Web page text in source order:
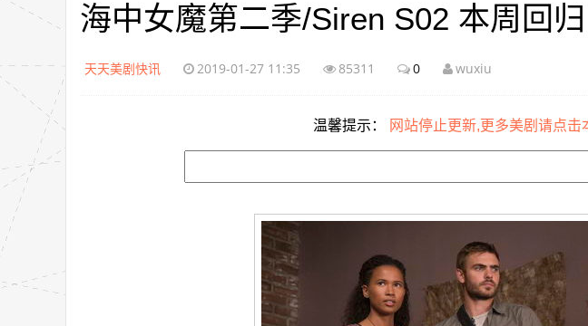
海中女魔第二季/Siren S02 本周回归
天天美剧快讯 2019-01-27 11:35 85311 0 wuxiu
温馨提示： 网站停止更新,更多美剧请点击